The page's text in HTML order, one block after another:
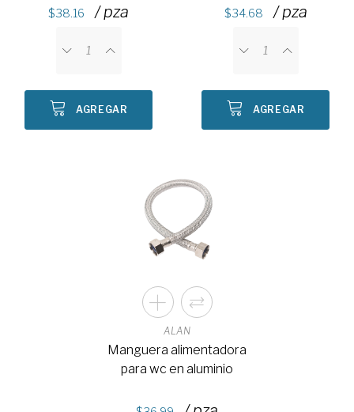
38.16 / pza
AGREGAR
34.68 / pza
AGREGAR
ALAN
Manguera alimentadora
para wc en aluminio